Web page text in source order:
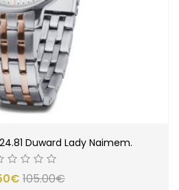
Duward Lady Naimem.
105.00€